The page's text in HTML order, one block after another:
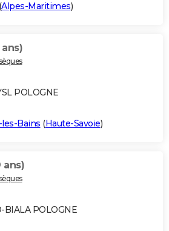
(Alpes-Maritimes)
ans)
POLOGNE
Bains (Haute-Savoie)
ans)
BIALA POLOGNE